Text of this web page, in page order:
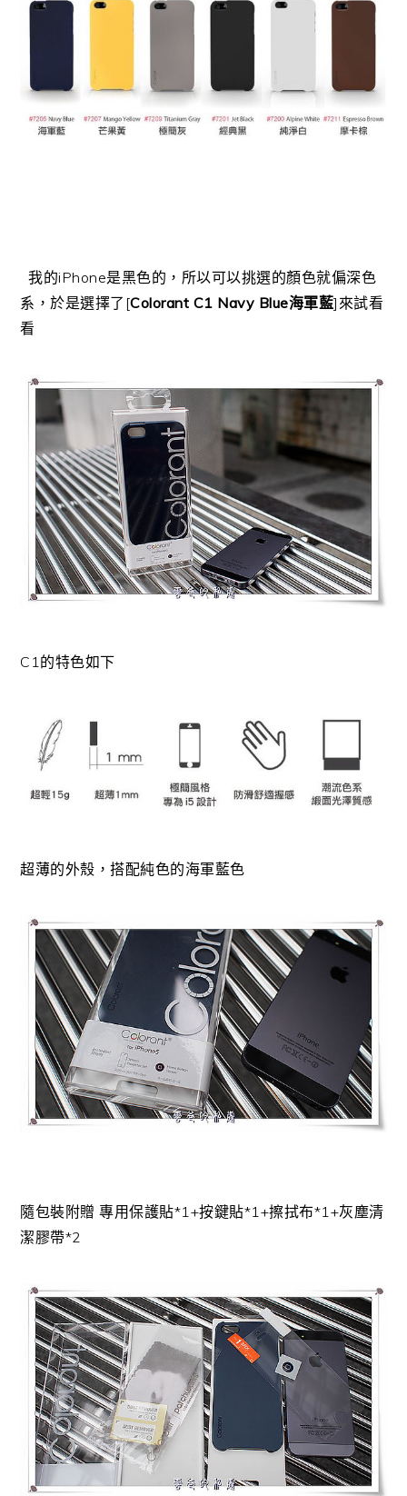
我的iPhone是黑色的，所以可以挑選的顏色就偏深色
系，於是選擇了[Colorant C1 Navy Blue海軍藍]來試看
看
C1的特色如下
超薄的外殼，搭配純色的海軍藍色
隨包裝附贈 專用保護貼*1+按鍵貼*1+擦拭布*1+灰塵清
潔膠帶*2